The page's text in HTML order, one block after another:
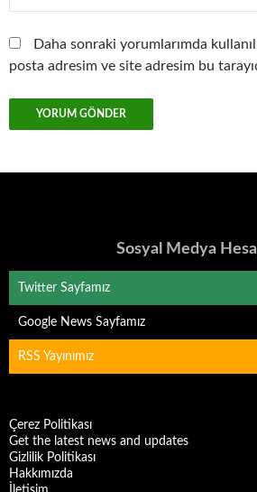
Daha sonraki yorumlarımda
posta adresim ve site adresim bu
Sosyal Medya
Twitter Sayfamız
Google News Sayfamız
RSS Yayınımız
Çerez Politikası
Get the latest news and updates
Gizlilik Politikası
Hakkımızda